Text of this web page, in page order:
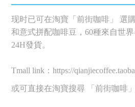
现时已可在淘寶「前街咖啡」 選
和意式拼配咖啡豆，60種來自世
24H發貨。
Tmall link：https://
或可直接在淘寶搜尋 「前街咖啡」